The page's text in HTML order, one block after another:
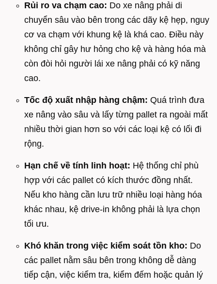
Rủi ro va chạm cao: Do xe nâng phải di
chuyển sâu vào bên trong các dãy kệ hẹp, nguy
cơ va chạm với khung kệ là khá cao. Điều này
không chỉ gây hư hỏng cho kệ và hàng hóa mà
còn đòi hỏi người lái xe nâng phải có kỹ năng
cao.
Tốc độ xuất nhập hàng chậm: Quá trình đưa
xe nâng vào sâu và lấy từng pallet ra ngoài mất
nhiều thời gian hơn so với các loại kệ có lối đi
rộng.
Hạn chế về tính linh hoạt: Hệ thống chỉ phù
hợp với các pallet có kích thước đồng nhất.
Nếu kho hàng cần lưu trữ nhiều loại hàng hóa
khác nhau, kệ drive-in không phải là lựa chọn
tối ưu.
Khó khăn trong việc kiểm soát tồn kho: Do
các pallet nằm sâu bên trong không dễ dàng
tiếp cận, việc kiểm tra, kiểm đếm hoặc quản lý